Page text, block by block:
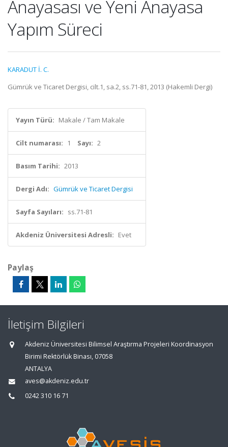
Anayasası ve Yeni Anayasa
Yapım Süreci
KARADUT İ. C.
Gümrük ve Ticaret Dergisi, cilt.1, sa.2, ss.71-81, 2013 (Hakemli Dergi)
Yayın Türü: Makale / Tam Makale
Cilt numarası: 1 Sayı: 2
Basım Tarihi: 2013
Dergi Adı: Gümrük ve Ticaret Dergisi
Sayfa Sayıları: ss.71-81
Akdeniz Üniversitesi Adresli: Evet
Paylaş
İletişim Bilgileri
Akdeniz Üniversitesi Bilimsel Araştırma Projeleri Koordinasyon
Birimi Rektörlük Binası, 07058
ANTALYA
aves@akdeniz.edu.tr
0242 310 16 71